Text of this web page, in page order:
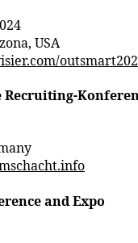
USA
Recruiting-
and Expo